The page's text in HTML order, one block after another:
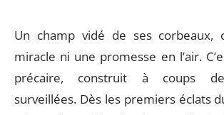
Un champ vidé de ses corbeaux,
miracle ni une promesse en l’air.
précaire, construit à coups
surveillées. Dès les premiers éclats